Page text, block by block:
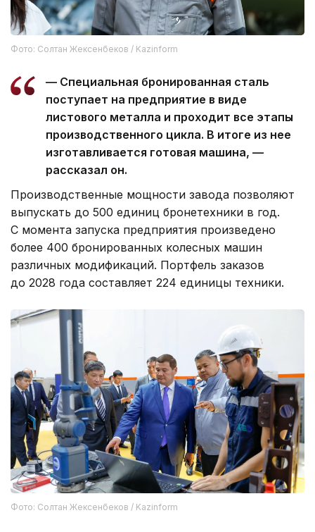
Фото: Солтан Жексенбеков / Kazinform
— Специальная бронированная сталь
поступает на предприятие в виде
листового металла и проходит все этапы
производственного цикла. В итоге из нее
изготавливается готовая машина, —
рассказал он.
Производственные мощности завода позволяют
выпускать до 500 единиц бронетехники в год.
С момента запуска предприятия произведено
более 400 бронированных колесных машин
различных модификаций. Портфель заказов
до 2028 года составляет 224 единицы техники.
Фото: Солтан Жексенбеков / Kazinform